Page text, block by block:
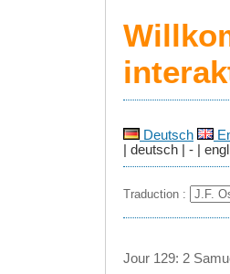
Deutsch
| deutsch | - |
Traduction :
Jour 129: 2